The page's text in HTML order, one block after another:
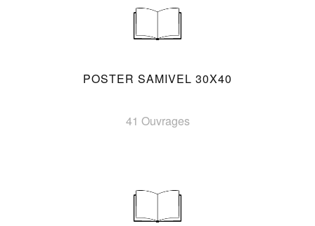
POSTER SAMIVEL 30X40
41 Ouvrages